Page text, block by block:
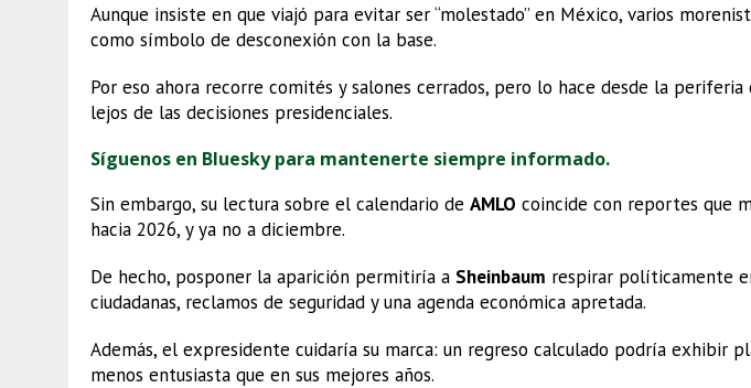
Aunque insiste en que viajó para evitar ser “molestado” en México, varios
como símbolo de desconexión con la base.
Por eso ahora recorre comités y salones cerrados, pero lo hace desde la
lejos de las decisiones presidenciales.
Síguenos en Bluesky para mantenerte siempre informado.
Sin embargo, su lectura sobre el calendario de AMLO coincide con reportes que
hacia 2026, y ya no a diciembre.
De hecho, posponer la aparición permitiría a Sheinbaum respirar políticamente
ciudadanas, reclamos de seguridad y una agenda económica apretada.
Además, el expresidente cuidaría su marca: un regreso calculado podría exhibir
menos entusiasta que en sus mejores años.